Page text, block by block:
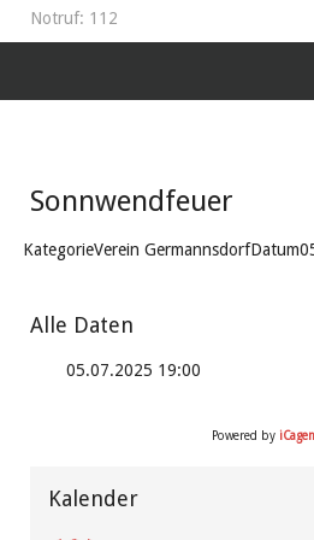
Notruf: 112
Sonnwendfeuer
KategorieVerein GermannsdorfDatum
Alle Daten
05.07.2025 19:00
Powered by
Kalender
JahrMonat
JahrMonat